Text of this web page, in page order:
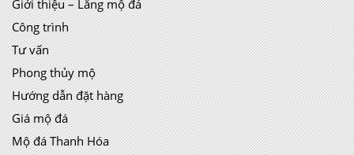
Giới thiệu – Lăng mộ đá
Công trình
Tư vấn
Phong thủy mộ
Hướng dẫn đặt hàng
Giá mộ đá
Mộ đá Thanh Hóa